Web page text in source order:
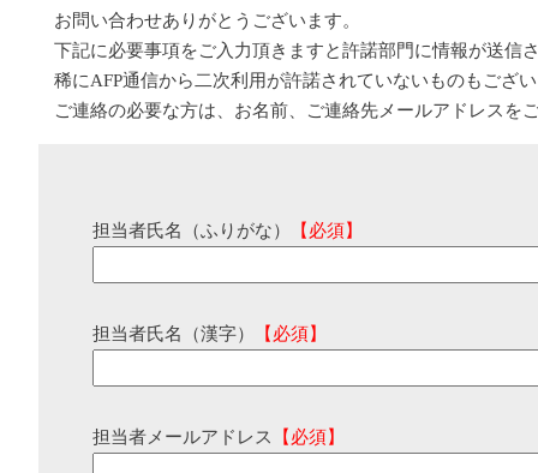
お問い合わせありがとうございます。
下記に必要事項をご入力頂きますと許諾部門に情報が送信
稀にAFP通信から二次利用が許諾されていないものもござ
ご連絡の必要な方は、お名前、ご連絡先メールアドレスを
担当者氏名（ふりがな） 【必須】
担当者氏名（漢字） 【必須】
担当者メールアドレス 【必須】